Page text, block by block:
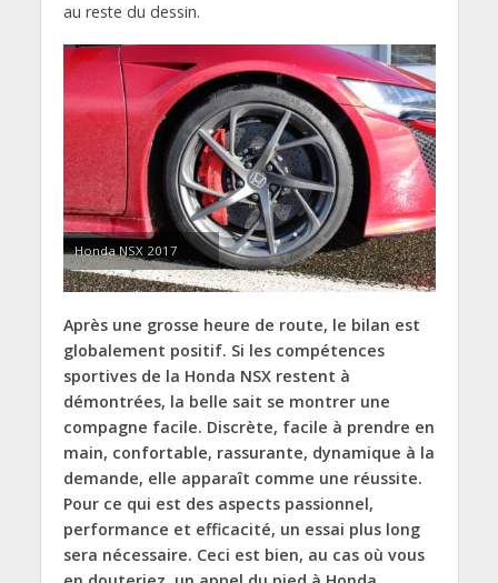
au reste du dessin.
Honda NSX 2017
Après une grosse heure de route, le bilan est
globalement positif. Si les compétences
sportives de la Honda NSX restent à
démontrées, la belle sait se montrer une
compagne facile. Discrète, facile à prendre en
main, confortable, rassurante, dynamique à la
demande, elle apparaît comme une réussite.
Pour ce qui est des aspects passionnel,
performance et efficacité, un essai plus long
sera nécessaire. Ceci est bien, au cas où vous